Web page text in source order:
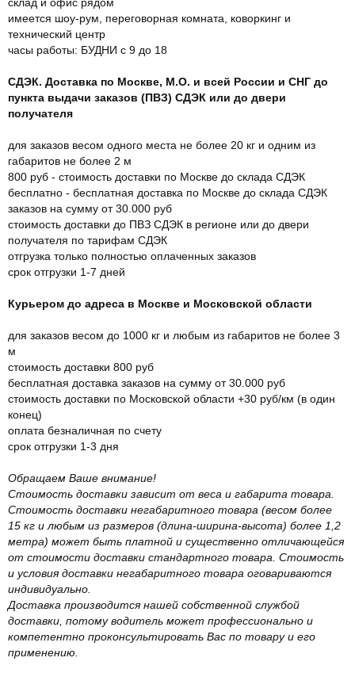
имеется шоу-рум, переговорная комната, коворкинг и
технический центр
часы работы: БУДНИ с 9 до 18
СДЭК. Доставка по Москве, М.О. и всей России и СНГ до
пункта выдачи заказов (ПВЗ) СДЭК или до двери
получателя
для заказов весом одного места не более 20 кг и одним из
габаритов не более 2 м
800 руб - стоимость доставки по Москве до склада СДЭК
бесплатно - бесплатная доставка по Москве до склада СДЭК
заказов на сумму от 30.000 руб
стоимость доставки до ПВЗ СДЭК в регионе или до двери
получателя по тарифам СДЭК
отгрузка только полностью оплаченных заказов
срок отгрузки 1-7 дней
Курьером до адреса в Москве и Московской области
для заказов весом до 1000 кг и любым из габаритов не более 3
м
стоимость доставки 800 руб
бесплатная доставка заказов на сумму от 30.000 руб
стоимость доставки по Московской области +30 руб/км (в один
конец)
оплата безналичная по счету
срок отгрузки 1-3 дня
Обращаем Ваше внимание!
Стоимость доставки зависит от веса и габарита товара.
Стоимость доставки негабаритного товара (весом более
15 кг и любым из размеров (длина-ширина-высота) более 1,2
метра) может быть платной и существенно отличающейся
от стоимости доставки стандартного товара. Стоимость
и условия доставки негабаритного товара оговариваются
индивидуально.
Доставка производится нашей собственной службой
доставки, потому водитель может профессионально и
компетентно проконсультировать Вас по товару и его
применению.